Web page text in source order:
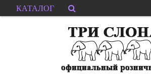
КАТАЛОГ